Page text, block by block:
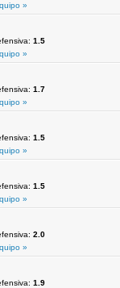
»
1.5
»
1.7
»
1.5
»
1.5
»
2.0
»
1.9